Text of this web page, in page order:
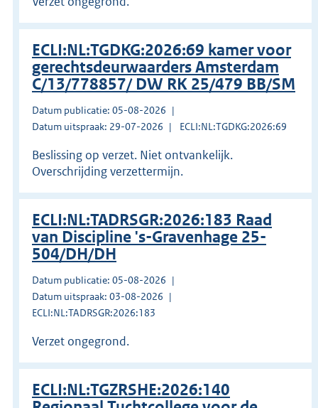
ECLI:NL:TGDKG:2026:69 kamer voor
gerechtsdeurwaarders Amsterdam
C/13/778857/ DW RK 25/479 BB/SM
Datum publicatie: 05-08-2026
Datum uitspraak: 29-07-2026
ECLI:NL:TGDKG:2026:69
Beslissing op verzet. Niet ontvankelijk.
Overschrijding verzettermijn.
ECLI:NL:TADRSGR:2026:183 Raad
van Discipline 's-Gravenhage 25-
504/DH/DH
Datum publicatie: 05-08-2026
Datum uitspraak: 03-08-2026
ECLI:NL:TADRSGR:2026:183
Verzet ongegrond.
ECLI:NL:TGZRSHE:2026:140